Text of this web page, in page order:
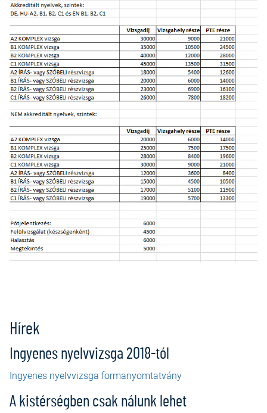
Hírek
Ingyenes nyelvvizsga 2018-tól
Ingyenes nyelvvizsga formanyomtatvány
A kistérségben csak nálunk lehet